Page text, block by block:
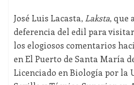
José Luis Lacasta, Laksta, que
deferencia del edil para
los elogiosos comentarios
en El Puerto de Santa María
Licenciado en Biología por la